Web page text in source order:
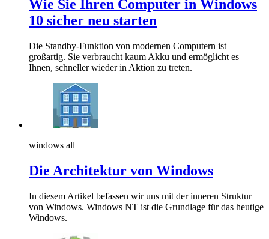
Wie Sie Ihren Computer in Windows
10 sicher neu starten
Die Standby-Funktion von modernen Computern ist
großartig. Sie verbraucht kaum Akku und ermöglicht es
Ihnen, schneller wieder in Aktion zu treten.
windows all
Die Architektur von Windows
In diesem Artikel befassen wir uns mit der inneren Struktur
von Windows. Windows NT ist die Grundlage für das heutige
Windows.